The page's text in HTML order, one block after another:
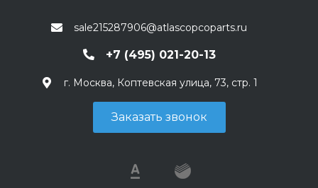
sale215287906@atlascopcoparts.ru
+7 (495) 021-20-13
г. Москва, Коптевская улица, 73, стр. 1
Заказать звонок